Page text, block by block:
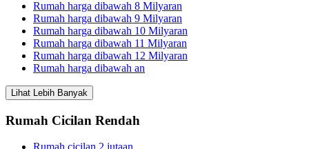
Rumah harga dibawah 8 Milyaran
Rumah harga dibawah 9 Milyaran
Rumah harga dibawah 10 Milyaran
Rumah harga dibawah 11 Milyaran
Rumah harga dibawah 12 Milyaran
Rumah harga dibawah an
Lihat Lebih Banyak
Rumah Cicilan Rendah